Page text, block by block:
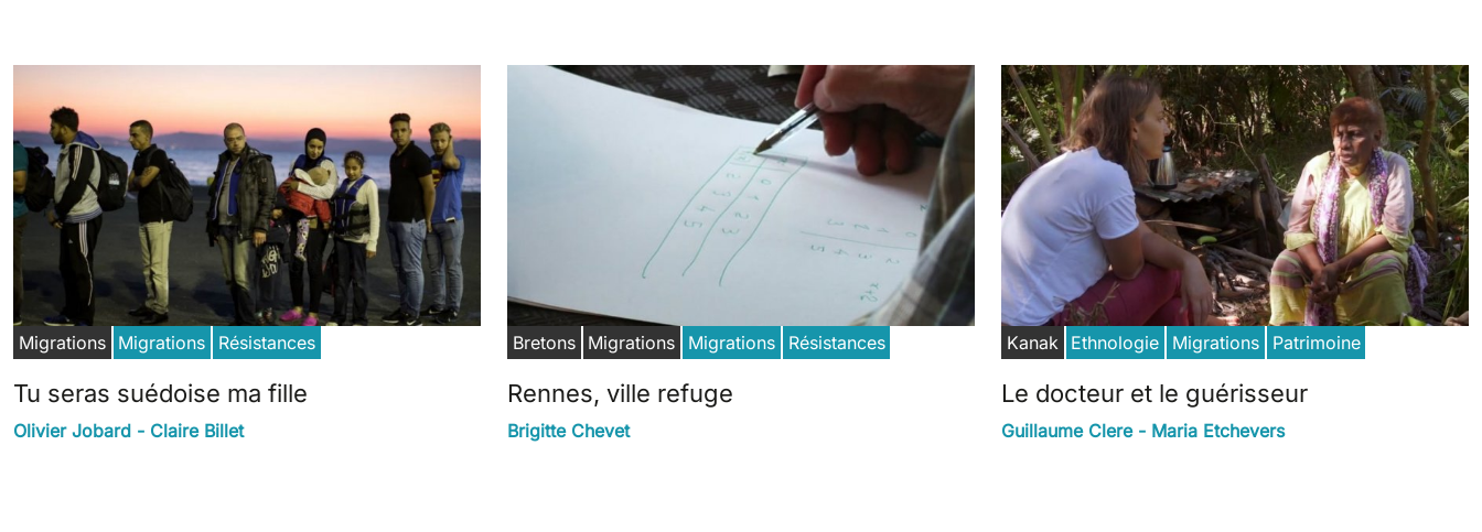
Migrations Migrations Résistances
Tu seras suédoise ma fille
Olivier Jobard - Claire Billet
Bretons Migrations Migrations Résistances
Rennes, ville refuge
Brigitte Chevet
Kanak Ethnologie Migrations Patrimoine
Le docteur et le guérisseur
Guillaume Clere - Maria Etchevers